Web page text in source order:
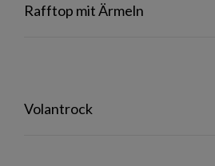
Rafftop mit Ärmeln
Volantrock